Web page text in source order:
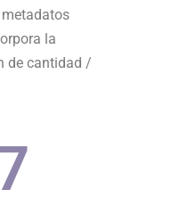
la
de cantidad /